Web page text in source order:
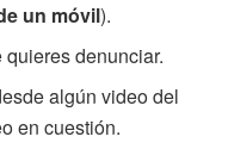
un móvil).
quieres denunciar.
algún video del
en cuestión.